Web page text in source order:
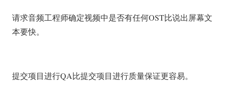
请求音频工程师确定视频中是否有任何OST比说出屏幕文
本要快。
提交项目进行QA比提交项目进行质量保证更容易。